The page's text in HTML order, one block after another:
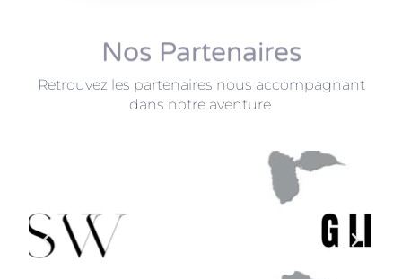
Nos Partenaires
Retrouvez les partenaires nous accompagnant
dans notre aventure.